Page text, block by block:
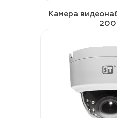
Камера